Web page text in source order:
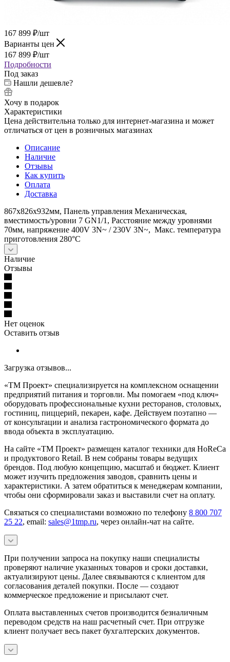
167 899 ₽/шт
Варианты цен
167 899 ₽/шт
Подробности
Под заказ
Нашли дешевле?
Хочу в подарок
Характеристики
Цена действительна только для интернет-магазина и может
отличаться от цен в розничных магазинах
Описание
Наличие
Отзывы
Как купить
Оплата
Доставка
867x826x932мм, Панель управления Механическая,
вместимость/уровни 7 GN1/1, Расстояние между уровнями
70мм, напряжение 400V 3N~ / 230V 3N~, Maкс. температура
приготовления 280°С
Наличие
Отзывы
Нет оценок
Оставить отзыв
Загрузка отзывов...
«ТМ Проект» специализируется на комплексном оснащении
предприятий питания и торговли. Мы помогаем «под ключ»
оборудовать профессиональные кухни ресторанов, столовых,
гостиниц, пиццерий, пекарен, кафе. Действуем поэтапно —
от консультации и анализа гастрономического формата до
ввода объекта в эксплуатацию.
На сайте «ТМ Проект» размещен каталог техники для HoReCa
и продуктового Retail. В нем собраны товары ведущих
брендов. Под любую концепцию, масштаб и бюджет. Клиент
может изучить предложения заводов, сравнить цены и
характеристики. А затем обратиться к менеджерам компании,
чтобы они сформировали заказ и выставили счет на оплату.
Связаться со специалистами возможно по телефону 8 800 707
25 22, email: sales@1tmp.ru, через онлайн-чат на сайте.
При получении запроса на покупку наши специалисты
проверяют наличие указанных товаров и сроки доставки,
актуализируют цены. Далее связываются с клиентом для
согласования деталей покупки. После — создают
коммерческое предложение и присылают счет.
Оплата выставленных счетов производится безналичным
переводом средств на наш расчетный счет. При отгрузке
клиент получает весь пакет бухгалтерских документов.